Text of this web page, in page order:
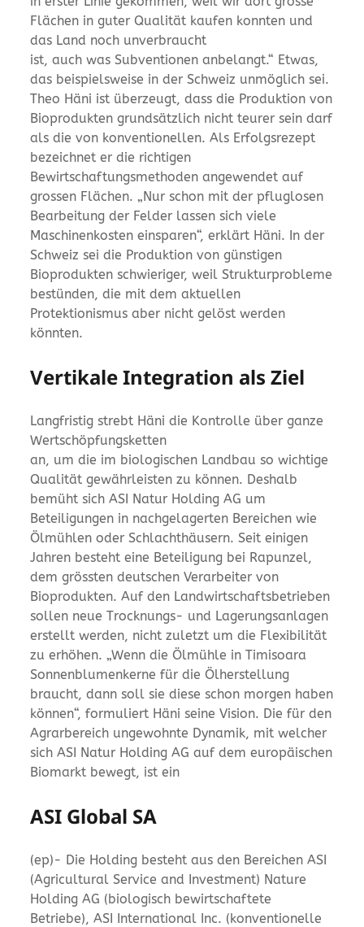
Flächen in guter Qualität kaufen konnten und
das Land noch unverbraucht
ist, auch was Subventionen anbelangt.“ Etwas,
das beispielsweise in der Schweiz unmöglich sei.
Theo Häni ist überzeugt, dass die Produktion von
Bioprodukten grundsätzlich nicht teurer sein darf
als die von konventionellen. Als Erfolgsrezept
bezeichnet er die richtigen
Bewirtschaftungsmethoden angewendet auf
grossen Flächen. „Nur schon mit der pfluglosen
Bearbeitung der Felder lassen sich viele
Maschinenkosten einsparen“, erklärt Häni. In der
Schweiz sei die Produktion von günstigen
Bioprodukten schwieriger, weil Strukturprobleme
bestünden, die mit dem aktuellen
Protektionismus aber nicht gelöst werden
könnten.
Vertikale Integration als Ziel
Langfristig strebt Häni die Kontrolle über ganze
Wertschöpfungsketten
an, um die im biologischen Landbau so wichtige
Qualität gewährleisten zu können. Deshalb
bemüht sich ASI Natur Holding AG um
Beteiligungen in nachgelagerten Bereichen wie
Ölmühlen oder Schlachthäusern. Seit einigen
Jahren besteht eine Beteiligung bei Rapunzel,
dem grössten deutschen Verarbeiter von
Bioprodukten. Auf den Landwirtschaftsbetrieben
sollen neue Trocknungs- und Lagerungsanlagen
erstellt werden, nicht zuletzt um die Flexibilität
zu erhöhen. „Wenn die Ölmühle in Timisoara
Sonnenblumenkerne für die Ölherstellung
braucht, dann soll sie diese schon morgen haben
können“, formuliert Häni seine Vision. Die für den
Agrarbereich ungewohnte Dynamik, mit welcher
sich ASI Natur Holding AG auf dem europäischen
Biomarkt bewegt, ist ein
ASI Global SA
(ep)- Die Holding besteht aus den Bereichen ASI
(Agricultural Service and Investment) Nature
Holding AG (biologisch bewirtschaftete
Betriebe), ASI International Inc. (konventionelle